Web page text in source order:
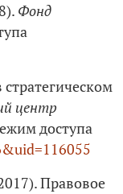
Фонд
центр
доступа
Правовое